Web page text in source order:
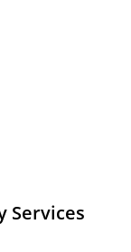
Services